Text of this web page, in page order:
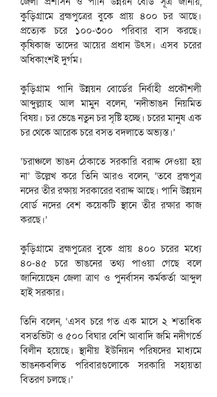
কুড়িগ্রামে ব্রহ্মপুত্রের বুকে প্রায় ৪০০ চর আছে।
প্রত্যেক চরে ১০০-৩০০ পরিবার বাস করছে।
কৃষিকাজ তাদের আয়ের প্রধান উৎস। এসব চরের
অধিকাংশই দুর্গম।
কুড়িগ্রাম পানি উন্নয়ন বোর্ডের নির্বাহী প্রকৌশলী
আব্দুল্ল্যাহ আল মামুন বলেন, ‘নদীভাঙন নিয়মিত
বিষয়। চর ভেঙে নতুন চর সৃষ্টি হচ্ছে। চরের মানুষ এক
চর থেকে আরেক চরে বসত বদলাতে অভ্যস্ত।’
‘চরাঞ্চলে ভাঙন ঠেকাতে সরকারি বরাদ্দ দেওয়া হয়
না’ উল্লেখ করে তিনি আরও বলেন, ‘তবে ব্রহ্মপুত্র
নদের তীর রক্ষায় সরকারের বরাদ্দ আছে। পানি উন্নয়ন
বোর্ড নদের বেশ কয়েকটি স্থানে তীর রক্ষার কাজ
করছে।’
কুড়িগ্রামে ব্রহ্মপুত্রের বুকে প্রায় ৪০০ চরের মধ্যে
৪০-৪৫ চরে ভাঙনের তথ্য পাওয়া গেছে বলে
জানিয়েছেন জেলা ত্রাণ ও পুনর্বাসন কর্মকর্তা আব্দুল
হাই সরকার।
তিনি বলেন, ‘এসব চরে গত এক মাসে ২ শতাধিক
বসতভিটা ও ৫০০ বিঘার বেশি আবাদি জমি নদীগর্ভে
বিলীন হয়েছে। স্থানীয় ইউনিয়ন পরিষদের মাধ্যমে
ভাঙনকবলিত পরিবারগুলোকে সরকারি সহায়তা
বিতরণ চলছে।’